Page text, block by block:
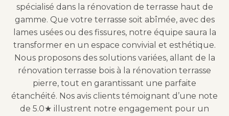
spécialisé dans la rénovation de terrasse haut de
gamme. Que votre terrasse soit abîmée, avec des
lames usées ou des fissures, notre équipe saura la
transformer en un espace convivial et esthétique.
Nous proposons des solutions variées, allant de la
rénovation terrasse bois à la rénovation terrasse
pierre, tout en garantissant une parfaite
étanchéité. Nos avis clients témoignant d’une note
de 5.0★ illustrent notre engagement pour un